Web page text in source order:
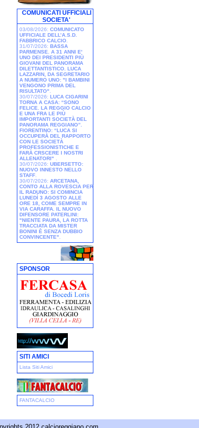
COMUNICATI UFFICIALI
SOCIETA'
03/08/2026: COMUNICATO
UFFICIALE DELL’A.S.D.
FABBRICO CALCIO
31/07/2026: BASSA
PARMENSE. A 31 ANNI E'
UNO DEI PRESIDENTI PIÙ
GIOVANI DEL PANORAMA
DILETTANTISTICO. LUCA
LAZZARIN, DA SEGRETARIO
A NUMERO UNO: "I BAMBINI
VENGONO PRIMA DEL
RISULTATO"
30/07/2026: LUCA CIGARINI
TORNA A CASA: “SONO
FELICE. LA REGGIO CALCIO
E UNA FRA LE PIÙ
IMPORTANTI SOCIETÀ DEL
PANORAMA REGGIANO”.
FIORENTINO: “LUCA SI
OCCUPERÀ DEL RAPPORTO
CON LE SOCIETÀ
PROFESSIONISTICHE E
FARÀ CRSCERE I NOSTRI
ALLENATORI"
30/07/2026: UBERSETTO:
NUOVO INNESTO NELLO
STAFF
30/07/2026: ARCETANA,
CONTO ALLA ROVESCIA PER
IL RADUNO: SI COMINCIA
LUNEDÌ 3 AGOSTO ALLE
ORE 18, COME SEMPRE IN
VIA CARAFFA. IL NUOVO
DIFENSORE PATERLINI:
"NIENTE PAURA, LA ROTTA
TRACCIATA DA MISTER
BONINI È SENZA DUBBIO
CONVINCENTE"
SPONSOR
SITI AMICI
Lista Siti Amici
FANTACALCIO